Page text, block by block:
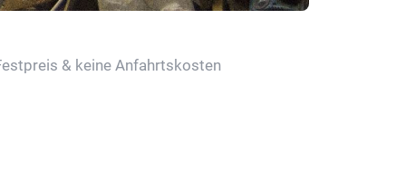
& keine Anfahrtskosten